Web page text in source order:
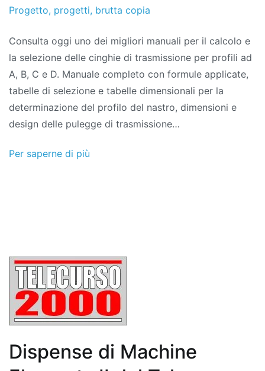
Progetto, progetti, brutta copia
Consulta oggi uno dei migliori manuali per il calcolo e
la selezione delle cinghie di trasmissione per profili ad
A, B, C e D. Manuale completo con formule applicate,
tabelle di selezione e tabelle dimensionali per la
determinazione del profilo del nastro, dimensioni e
design delle pulegge di trasmissione…
Per saperne di più
Dispense di Machine